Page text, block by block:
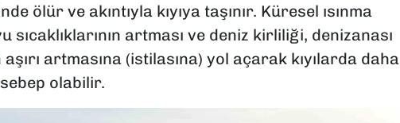
ölür ve akıntıyla kıyıya taşınır. Küresel ısınma
sıcaklıklarının artması ve deniz kirliliği, denizanası
artmasına (istilasına) yol açarak kıyılarda daha
olabilir.